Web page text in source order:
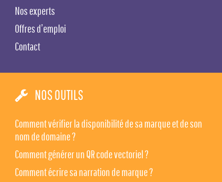
Nos experts
Offres d’emploi
Contact
NOS OUTILS
Comment vérifier la disponibilité de sa marque et de son
nom de domaine ?
Comment générer un QR code vectoriel ?
Comment écrire sa narration de marque ?